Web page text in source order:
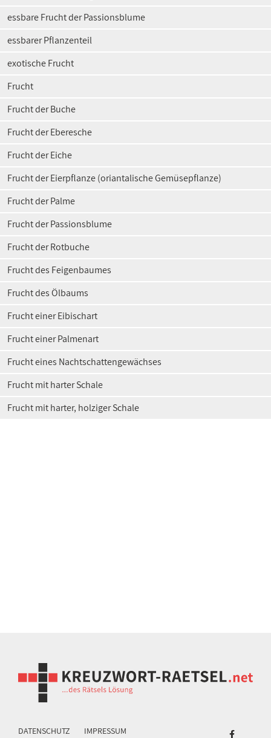
essbare Frucht der Passionsblume
essbarer Pflanzenteil
exotische Frucht
Frucht
Frucht der Buche
Frucht der Eberesche
Frucht der Eiche
Frucht der Eierpflanze (oriantalische Gemüsepflanze)
Frucht der Palme
Frucht der Passionsblume
Frucht der Rotbuche
Frucht des Feigenbaumes
Frucht des Ölbaums
Frucht einer Eibischart
Frucht einer Palmenart
Frucht eines Nachtschattengewächses
Frucht mit harter Schale
Frucht mit harter, holziger Schale
DATENSCHUTZ IMPRESSUM